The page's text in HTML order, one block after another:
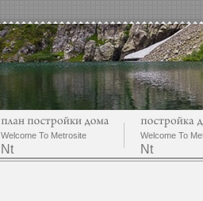
Welcome To Metrosite
Nt
Welcome To
Nt